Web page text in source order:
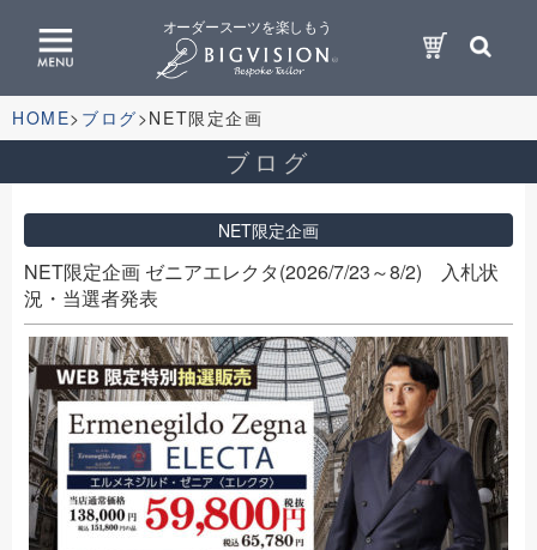
オーダースーツを楽しもう
HOME ブログ NET限定企画
ブログ
NET限定企画
NET限定企画 ゼニアエレクタ(2026/7/23～8/2) 入札状
況・当選者発表